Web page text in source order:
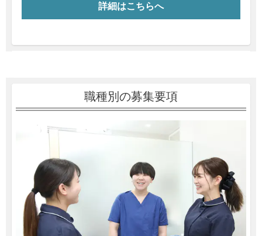
詳細はこちらへ
職種別の募集要項